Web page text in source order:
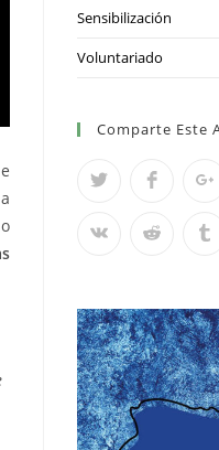
Sensibilización
Voluntariado
Comparte Este